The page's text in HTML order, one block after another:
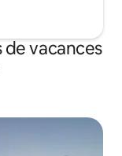
vacances